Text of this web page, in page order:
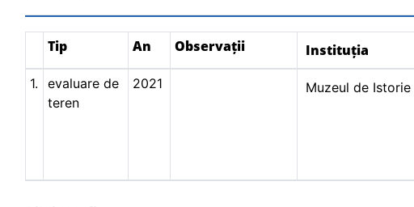
Tip An Observații Instituția
1.
evaluare de
teren
2021 Muzeul de